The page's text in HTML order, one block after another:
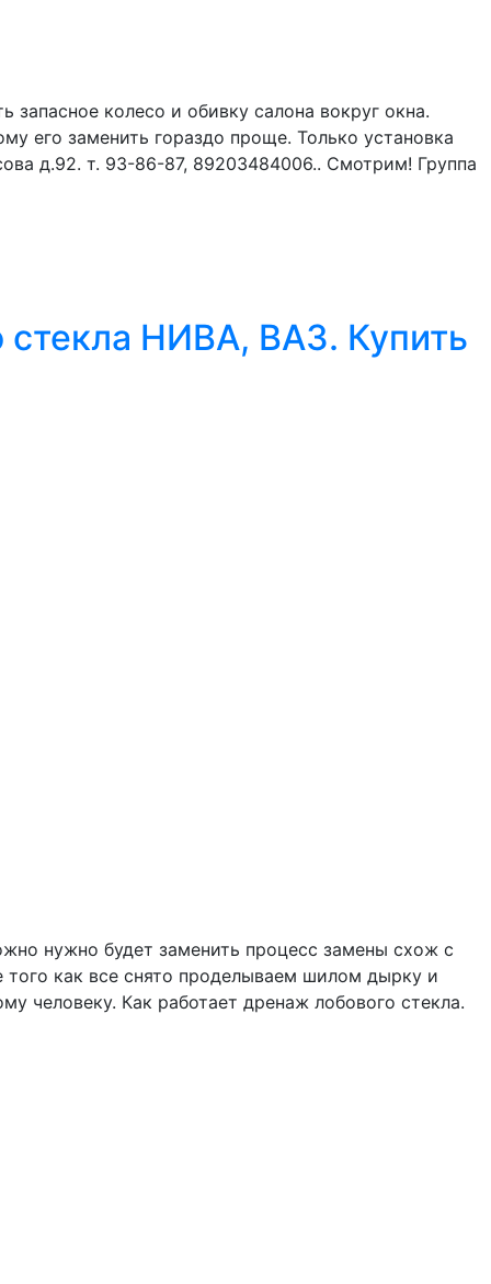
колесо и обивку салона вокруг окна.
его заменить гораздо проще. Только установка
д.92. т. 93-86-87, 89203484006.. Смотрим! Группа
стекла НИВА, ВАЗ. Купить
нужно будет заменить процесс замены схож с
того как все снято проделываем шилом дырку и
человеку. Как работает дренаж лобового стекла.